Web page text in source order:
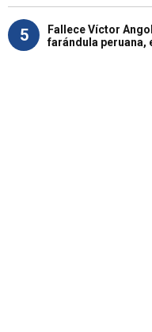
5
Fallece Víctor
farándula peruana,